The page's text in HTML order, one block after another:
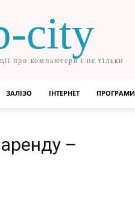
city
про компьютери і не тільки
ЗАЛІЗО ІНТЕРНЕТ ПРОГРАМИ
–